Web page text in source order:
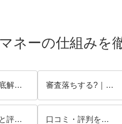
ネーの仕組みを
仕組みを徹底解説！ 審査落ちする?｜ブラックでも通る？審査基準を徹底解説
デメリットと評判を徹底検証！「後悔する」と言われる理由と回避策 口コミ・評判を徹底調査!注意点まとめ